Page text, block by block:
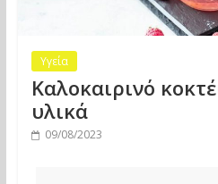
Υγεία
Καλοκαιρινό
υλικά
09/08/2023